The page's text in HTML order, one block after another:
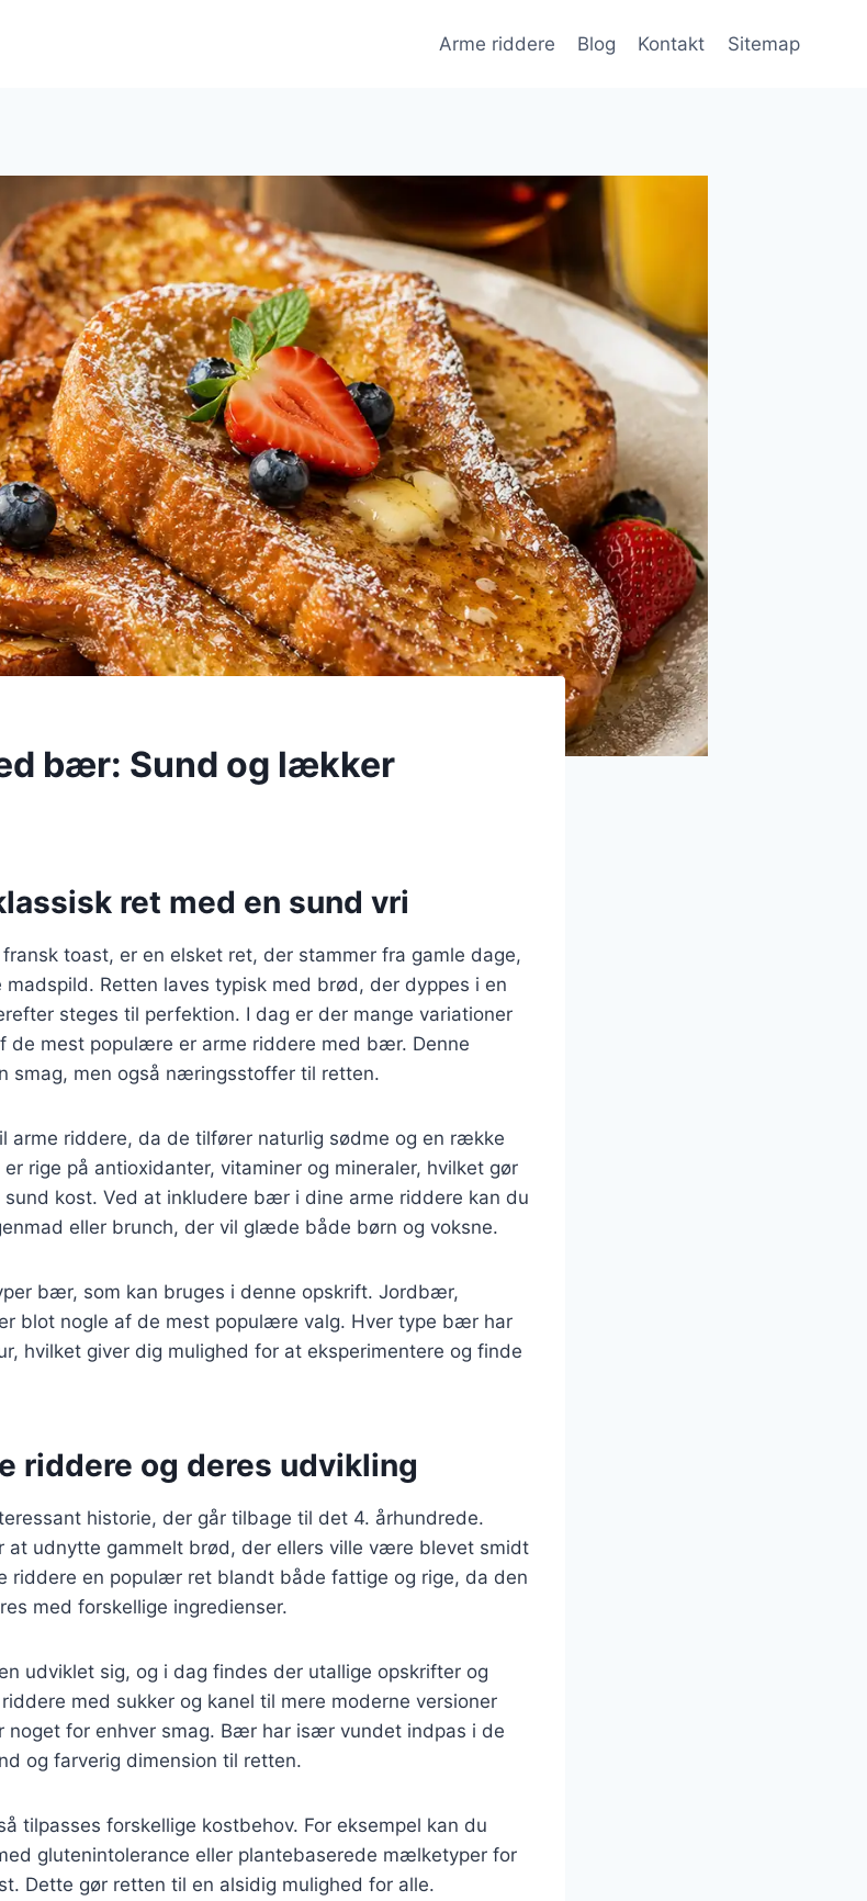
Arme riddere Blog Kontakt Sitemap
bær: Sund og lækker
ret med en sund vri
toast, er en elsket ret, der stammer fra gamle dage,
Retten laves typisk med brød, der dyppes i en
steges til perfektion. I dag er der mange variationer
de mest populære er arme riddere med bær. Denne
smag, men også næringsstoffer til retten.
arme riddere, da de tilfører naturlig sødme og en række
rige på antioxidanter, vitaminer og mineraler, hvilket gør
kost. Ved at inkludere bær i dine arme riddere kan du
eller brunch, der vil glæde både børn og voksne.
bær, som kan bruges i denne opskrift. Jordbær,
blot nogle af de mest populære valg. Hver type bær har
hvilket giver dig mulighed for at eksperimentere og finde
riddere og deres udvikling
historie, der går tilbage til det 4. århundrede.
at udnytte gammelt brød, der ellers ville være blevet smidt
riddere en populær ret blandt både fattige og rige, da den
med forskellige ingredienser.
udviklet sig, og i dag findes der utallige opskrifter og
med sukker og kanel til mere moderne versioner
noget for enhver smag. Bær har især vundet indpas i de
og farverig dimension til retten.
tilpasses forskellige kostbehov. For eksempel kan du
glutenintolerance eller plantebaserede mælketyper for
Dette gør retten til en alsidig mulighed for alle.